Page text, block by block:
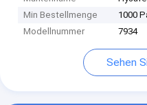
Min Bestellmenge
1000
Modellnummer
7934
Sehen